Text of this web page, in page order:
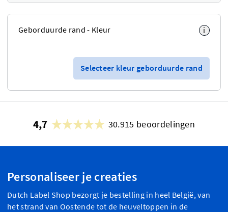
Geborduurde rand - Kleur i
Selecteer kleur geborduurde rand
4,7 30.915 beoordelingen
Personaliseer je creaties
Dutch Label Shop bezorgt je bestelling in heel België, van
het strand van Oostende tot de heuveltoppen in de